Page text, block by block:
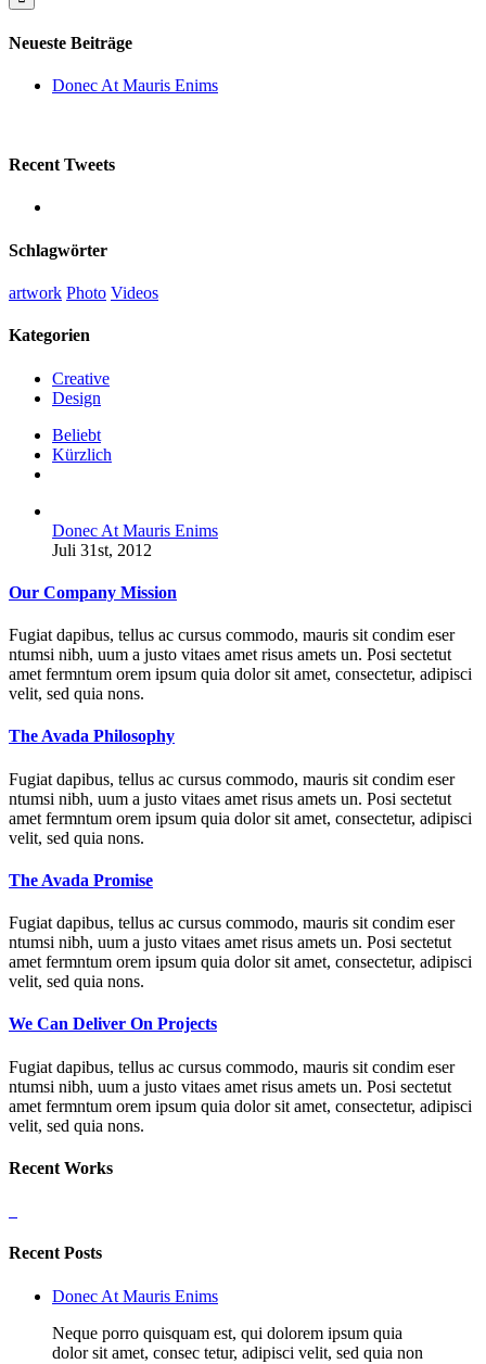
Neueste Beiträge
Donec At Mauris Enims
Recent Tweets
Schlagwörter
artwork Photo Videos
Kategorien
Creative
Design
Beliebt
Kürzlich
Donec At Mauris Enims
Juli 31st, 2012
Our Company Mission
Fugiat dapibus, tellus ac cursus commodo, mauris sit condim eser
ntumsi nibh, uum a justo vitaes amet risus amets un. Posi sectetut
amet fermntum orem ipsum quia dolor sit amet, consectetur, adipisci
velit, sed quia nons.
The Avada Philosophy
Fugiat dapibus, tellus ac cursus commodo, mauris sit condim eser
ntumsi nibh, uum a justo vitaes amet risus amets un. Posi sectetut
amet fermntum orem ipsum quia dolor sit amet, consectetur, adipisci
velit, sed quia nons.
The Avada Promise
Fugiat dapibus, tellus ac cursus commodo, mauris sit condim eser
ntumsi nibh, uum a justo vitaes amet risus amets un. Posi sectetut
amet fermntum orem ipsum quia dolor sit amet, consectetur, adipisci
velit, sed quia nons.
We Can Deliver On Projects
Fugiat dapibus, tellus ac cursus commodo, mauris sit condim eser
ntumsi nibh, uum a justo vitaes amet risus amets un. Posi sectetut
amet fermntum orem ipsum quia dolor sit amet, consectetur, adipisci
velit, sed quia nons.
Recent Works
Recent Posts
Donec At Mauris Enims
Neque porro quisquam est, qui dolorem ipsum quia
dolor sit amet, consec tetur, adipisci velit, sed quia non